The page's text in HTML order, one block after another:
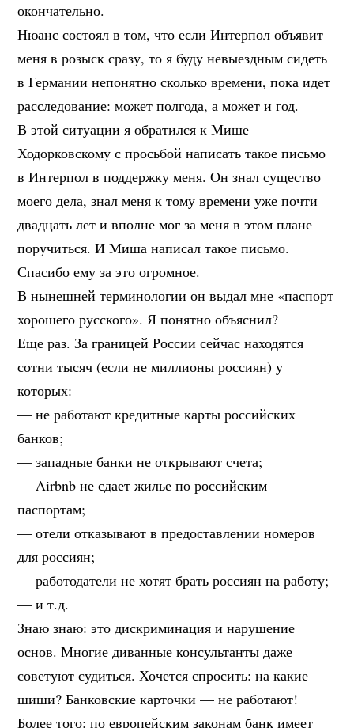
окончательно.
Нюанс состоял в том, что если Интерпол объявит
меня в розыск сразу, то я буду невыездным сидеть
в Германии непонятно сколько времени, пока идет
расследование: может полгода, а может и год.
В этой ситуации я обратился к Мише
Ходорковскому с просьбой написать такое письмо
в Интерпол в поддержку меня. Он знал существо
моего дела, знал меня к тому времени уже почти
двадцать лет и вполне мог за меня в этом плане
поручиться. И Миша написал такое письмо.
Спасибо ему за это огромное.
В нынешней терминологии он выдал мне «паспорт
хорошего русского». Я понятно объяснил?
Еще раз. За границей России сейчас находятся
сотни тысяч (если не миллионы россиян) у
которых:
— не работают кредитные карты российских
банков;
— западные банки не открывают счета;
— Airbnb не сдает жилье по российским
паспортам;
— отели отказывают в предоставлении номеров
для россиян;
— работодатели не хотят брать россиян на работу;
— и т.д.
Знаю знаю: это дискриминация и нарушение
основ. Многие диванные консультанты даже
советуют судиться. Хочется спросить: на какие
шиши? Банковские карточки — не работают!
Более того: по европейским законам банк имеет